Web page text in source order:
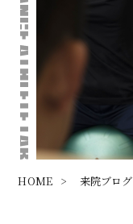
HOME > 来院ブログ